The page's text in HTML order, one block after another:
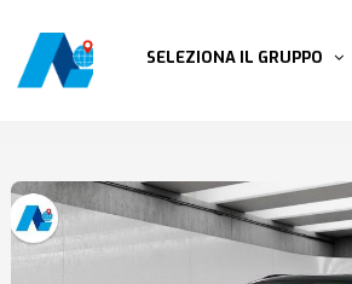
SELEZIONA IL GRUPPO